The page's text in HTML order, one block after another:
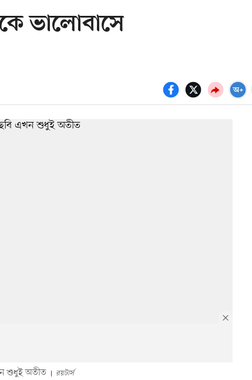
ভালোবাসে
শুধুই অতীত রয়টার্স